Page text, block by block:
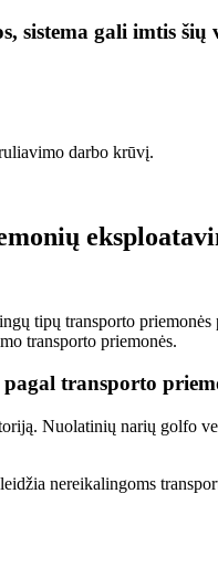
sistema gali imtis šių
darbo krūvį.
tipų transporto
transporto priemonės.
transporto
Nuolatinių narių golfo
nereikalingoms